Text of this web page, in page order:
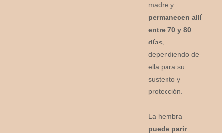
madre y
permanecen allí
entre 70 y 80
días,
dependiendo de
ella para su
sustento y
protección.
La hembra
puede parir